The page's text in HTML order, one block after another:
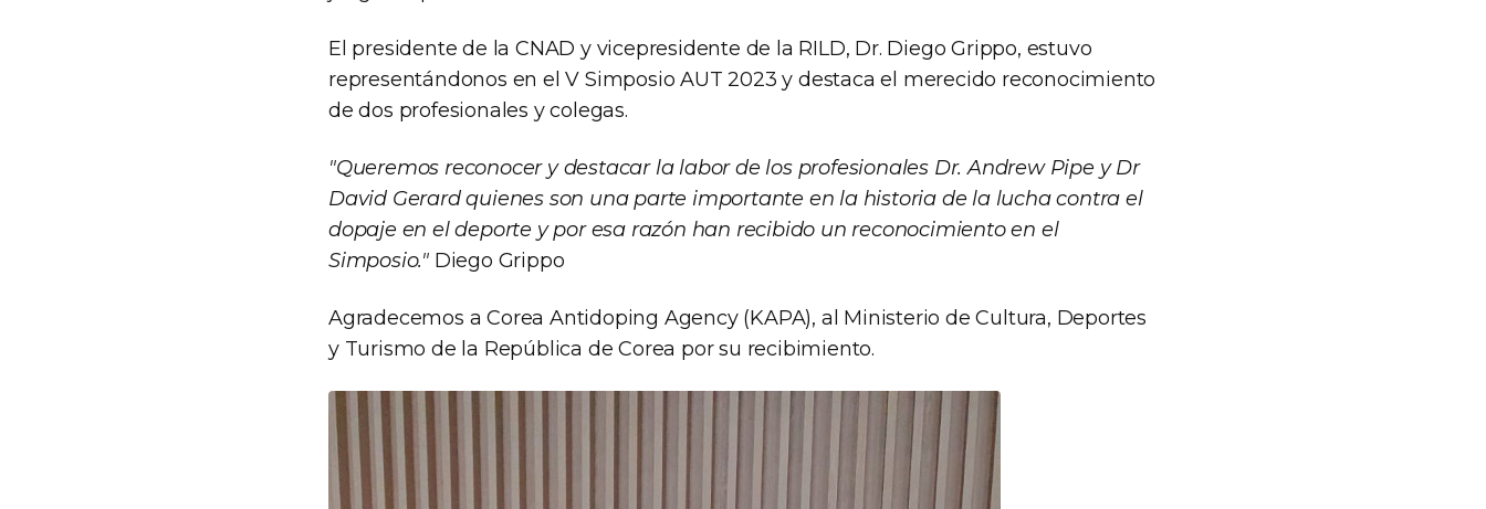
El presidente de la CNAD y vicepresidente de la RILD, Dr. Diego Grippo, estuvo
representándonos en el V Simposio AUT 2023 y destaca el merecido reconocimiento
de dos profesionales y colegas.
"Queremos reconocer y destacar la labor de los profesionales Dr. Andrew Pipe y Dr
David Gerard quienes son una parte importante en la historia de la lucha contra el
dopaje en el deporte y por esa razón han recibido un reconocimiento en el
Simposio." Diego Grippo
Agradecemos a Corea Antidoping Agency (KAPA), al Ministerio de Cultura, Deportes
y Turismo de la República de Corea por su recibimiento.